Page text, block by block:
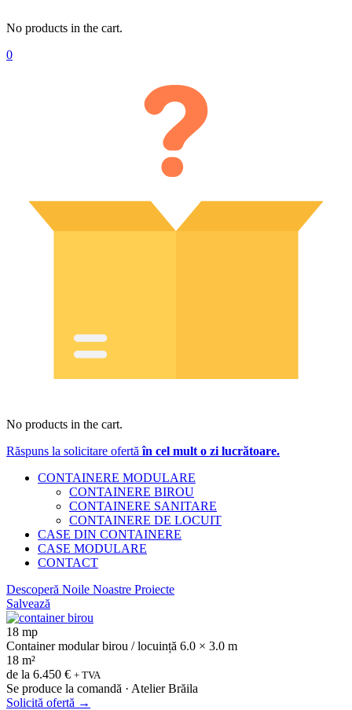
No products in the cart.
0
No products in the cart.
Răspuns la solicitare ofertăîn cel mult o zi lucrătoare.
CONTAINERE MODULARE
CONTAINERE BIROU
CONTAINERE SANITARE
CONTAINERE DE LOCUIT
CASE DIN CONTAINERE
CASE MODULARE
CONTACT
Descoperă Noile Noastre Proiecte
Salvează
18 mp
Container modular birou / locuință 6.0 × 3.0 m
18 m²
de la 6.450 € + TVA
Se produce la comandă · Atelier Brăila
Solicită ofertă →